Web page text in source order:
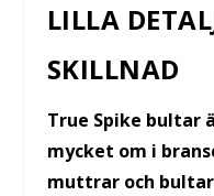
LILLA
SKILLNAD
True Spike bultar
mycket om i
muttrar och